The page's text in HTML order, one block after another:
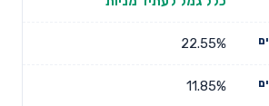
22.55%
11.85%